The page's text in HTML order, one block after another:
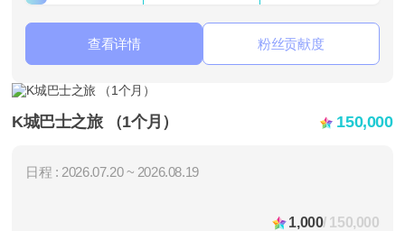
查看详情 粉丝贡献度
K城巴士之旅 （1个月） 150,000
日程 : 2026.07.20 ~ 2026.08.19
1,000/ 150,000